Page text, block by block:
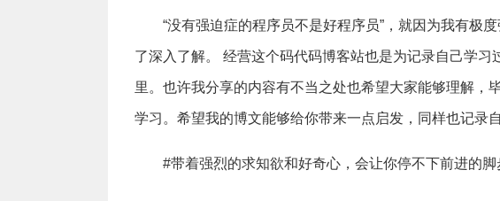
“没有强迫症的程序员不是好程序员”，就因为我有极
了深入了解。 经营这个码代码博客站也是为记录自己学
里。也许我分享的内容有不当之处也希望大家能够理解，
学习。希望我的博文能够给你带来一点启发，同样也记录
#带着强烈的求知欲和好奇心，会让你停不下前进的